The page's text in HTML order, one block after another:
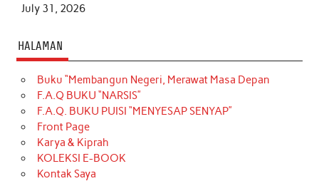
July 31, 2026
HALAMAN
Buku “Membangun Negeri, Merawat Masa Depan
F.A.Q BUKU “NARSIS”
F.A.Q. BUKU PUISI “MENYESAP SENYAP”
Front Page
Karya & Kiprah
KOLEKSI E-BOOK
Kontak Saya